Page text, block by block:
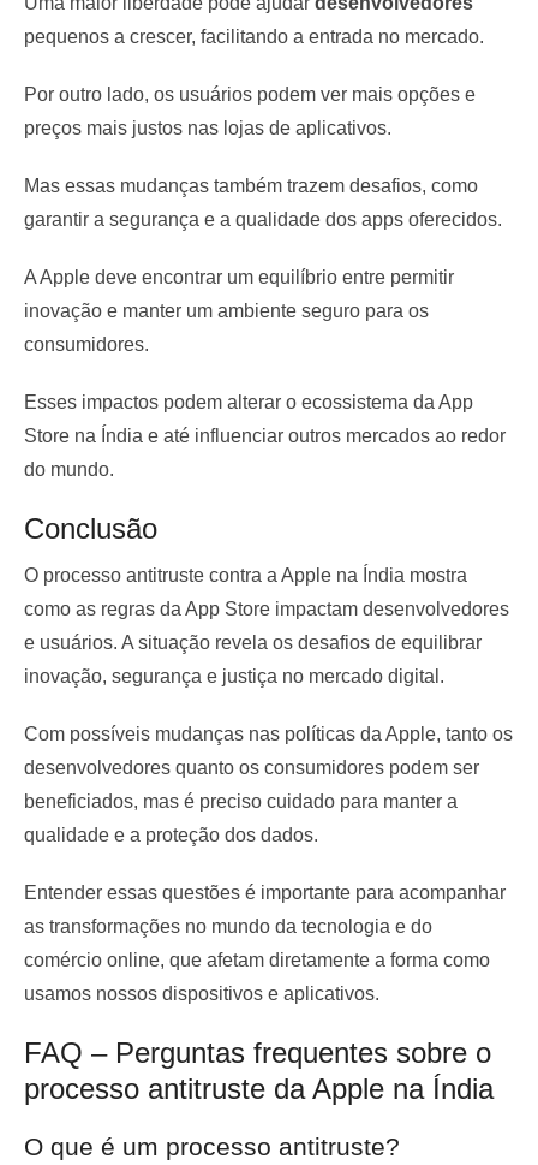
pequenos a crescer, facilitando a entrada no mercado.
Por outro lado, os usuários podem ver mais opções e
preços mais justos nas lojas de aplicativos.
Mas essas mudanças também trazem desafios, como
garantir a segurança e a qualidade dos apps oferecidos.
A Apple deve encontrar um equilíbrio entre permitir
inovação e manter um ambiente seguro para os
consumidores.
Esses impactos podem alterar o ecossistema da App
Store na Índia e até influenciar outros mercados ao redor
do mundo.
Conclusão
O processo antitruste contra a Apple na Índia mostra
como as regras da App Store impactam desenvolvedores
e usuários. A situação revela os desafios de equilibrar
inovação, segurança e justiça no mercado digital.
Com possíveis mudanças nas políticas da Apple, tanto os
desenvolvedores quanto os consumidores podem ser
beneficiados, mas é preciso cuidado para manter a
qualidade e a proteção dos dados.
Entender essas questões é importante para acompanhar
as transformações no mundo da tecnologia e do
comércio online, que afetam diretamente a forma como
usamos nossos dispositivos e aplicativos.
FAQ – Perguntas frequentes sobre o
processo antitruste da Apple na Índia
O que é um processo antitruste?